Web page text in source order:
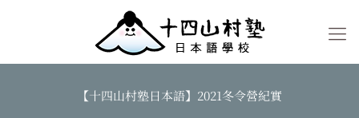
【十四山村塾日本語】2021冬令營紀實